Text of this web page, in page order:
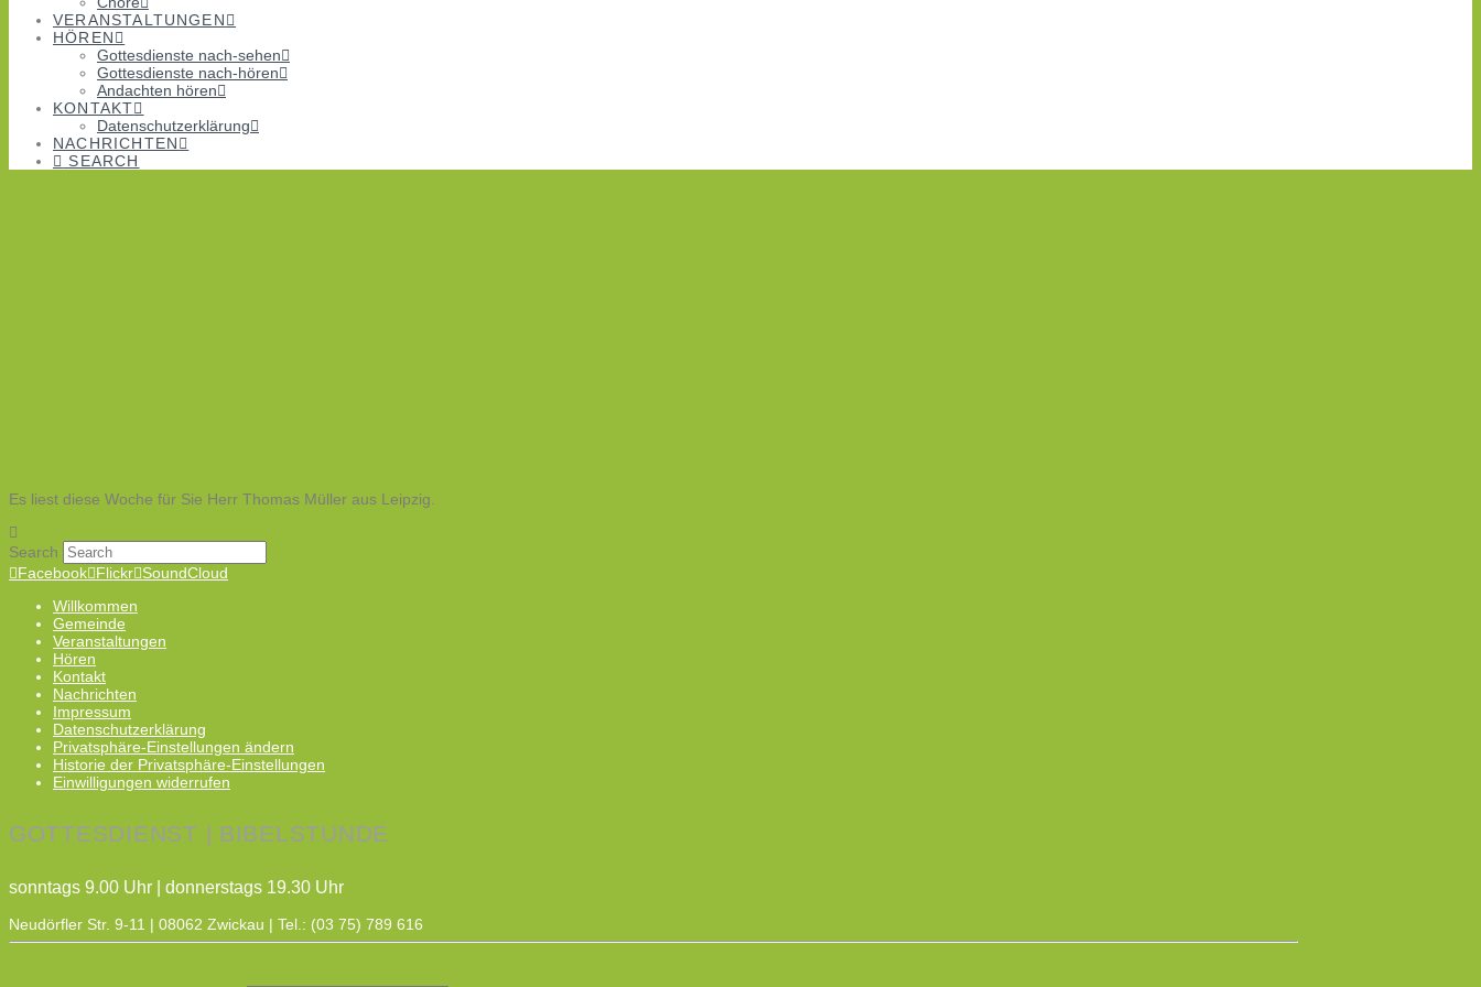
VERANSTALTUNGEN
HÖREN
Gottesdienste nach-sehen
Gottesdienste nach-hören
Andachten hören
KONTAKT
Datenschutzerklärung
NACHRICHTEN
SEARCH
Es liest diese Woche für Sie Herr Thomas Müller aus Leipzig.
Search
Facebook Flickr SoundCloud
Willkommen
Gemeinde
Veranstaltungen
Hören
Kontakt
Nachrichten
Impressum
Datenschutzerklärung
Privatsphäre-Einstellungen ändern
Historie der Privatsphäre-Einstellungen
Einwilligungen widerrufen
GOTTESDIENST | BIBELSTUNDE
sonntags 9.00 Uhr | donnerstags 19.30 Uhr
Neudörfler Str. 9-11 | 08062 Zwickau | Tel.: (03 75) 789 616